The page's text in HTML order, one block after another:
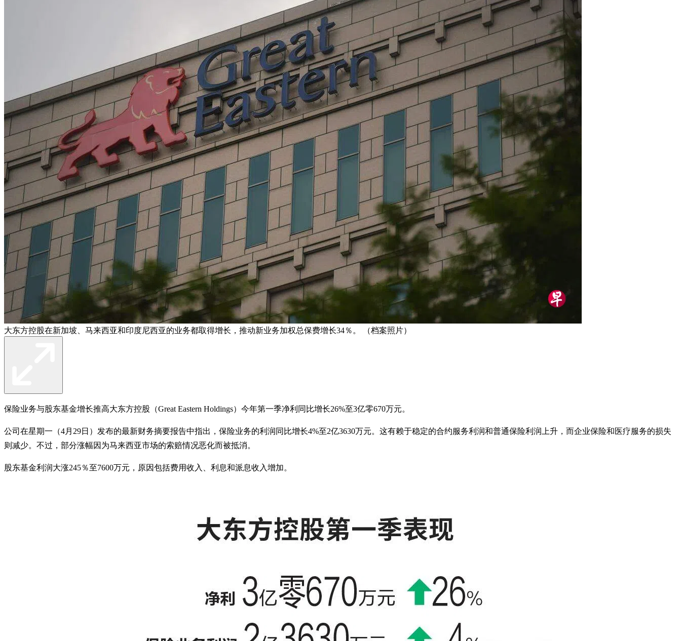
大东方控股在新加坡、马来西亚和印度尼西亚的业务都取得增长，推动新业务加权总保费增长34％。 （档案照片）
保险业务与股东基金增长推高大东方控股（Great Eastern Holdings）今年第一季净利同比增长26%至3亿零670万元。
公司在星期一（4月29日）发布的最新财务摘要报告中指出，保险业务的利润同比增长4%至2亿3630万元。这有赖于稳定的合约服务利润和普通保险利润上升，而企业保险和医疗服务的损失
则减少。不过，部分涨幅因为马来西亚市场的索赔情况恶化而被抵消。
股东基金利润大涨245％至7600万元，原因包括费用收入、利息和派息收入增加。